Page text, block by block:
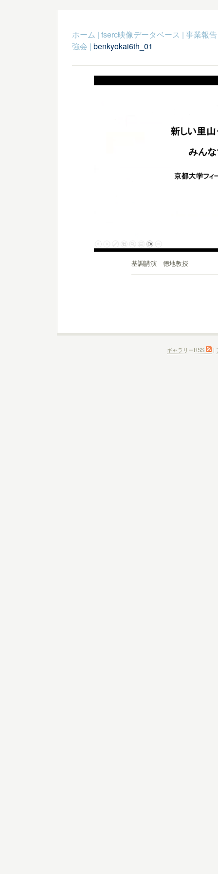
ホーム | fserc映像データベース | 事業報告
強会 | benkyokai6th_01
基調講演 徳地教授
ギャラリーRSS |